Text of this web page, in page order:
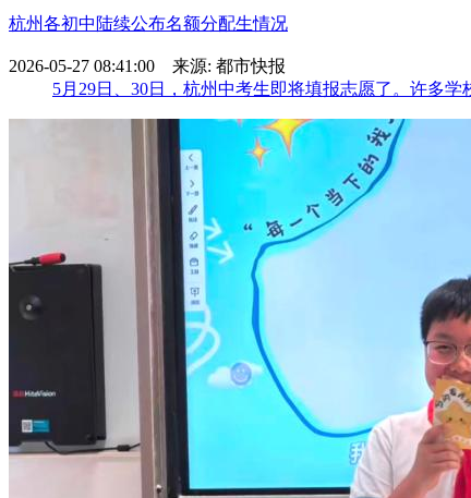
杭州各初中陆续公布名额分配生情况
2026-05-27 08:41:00 来源: 都市快报
5月29日、30日，杭州中考生即将填报志愿了。许多